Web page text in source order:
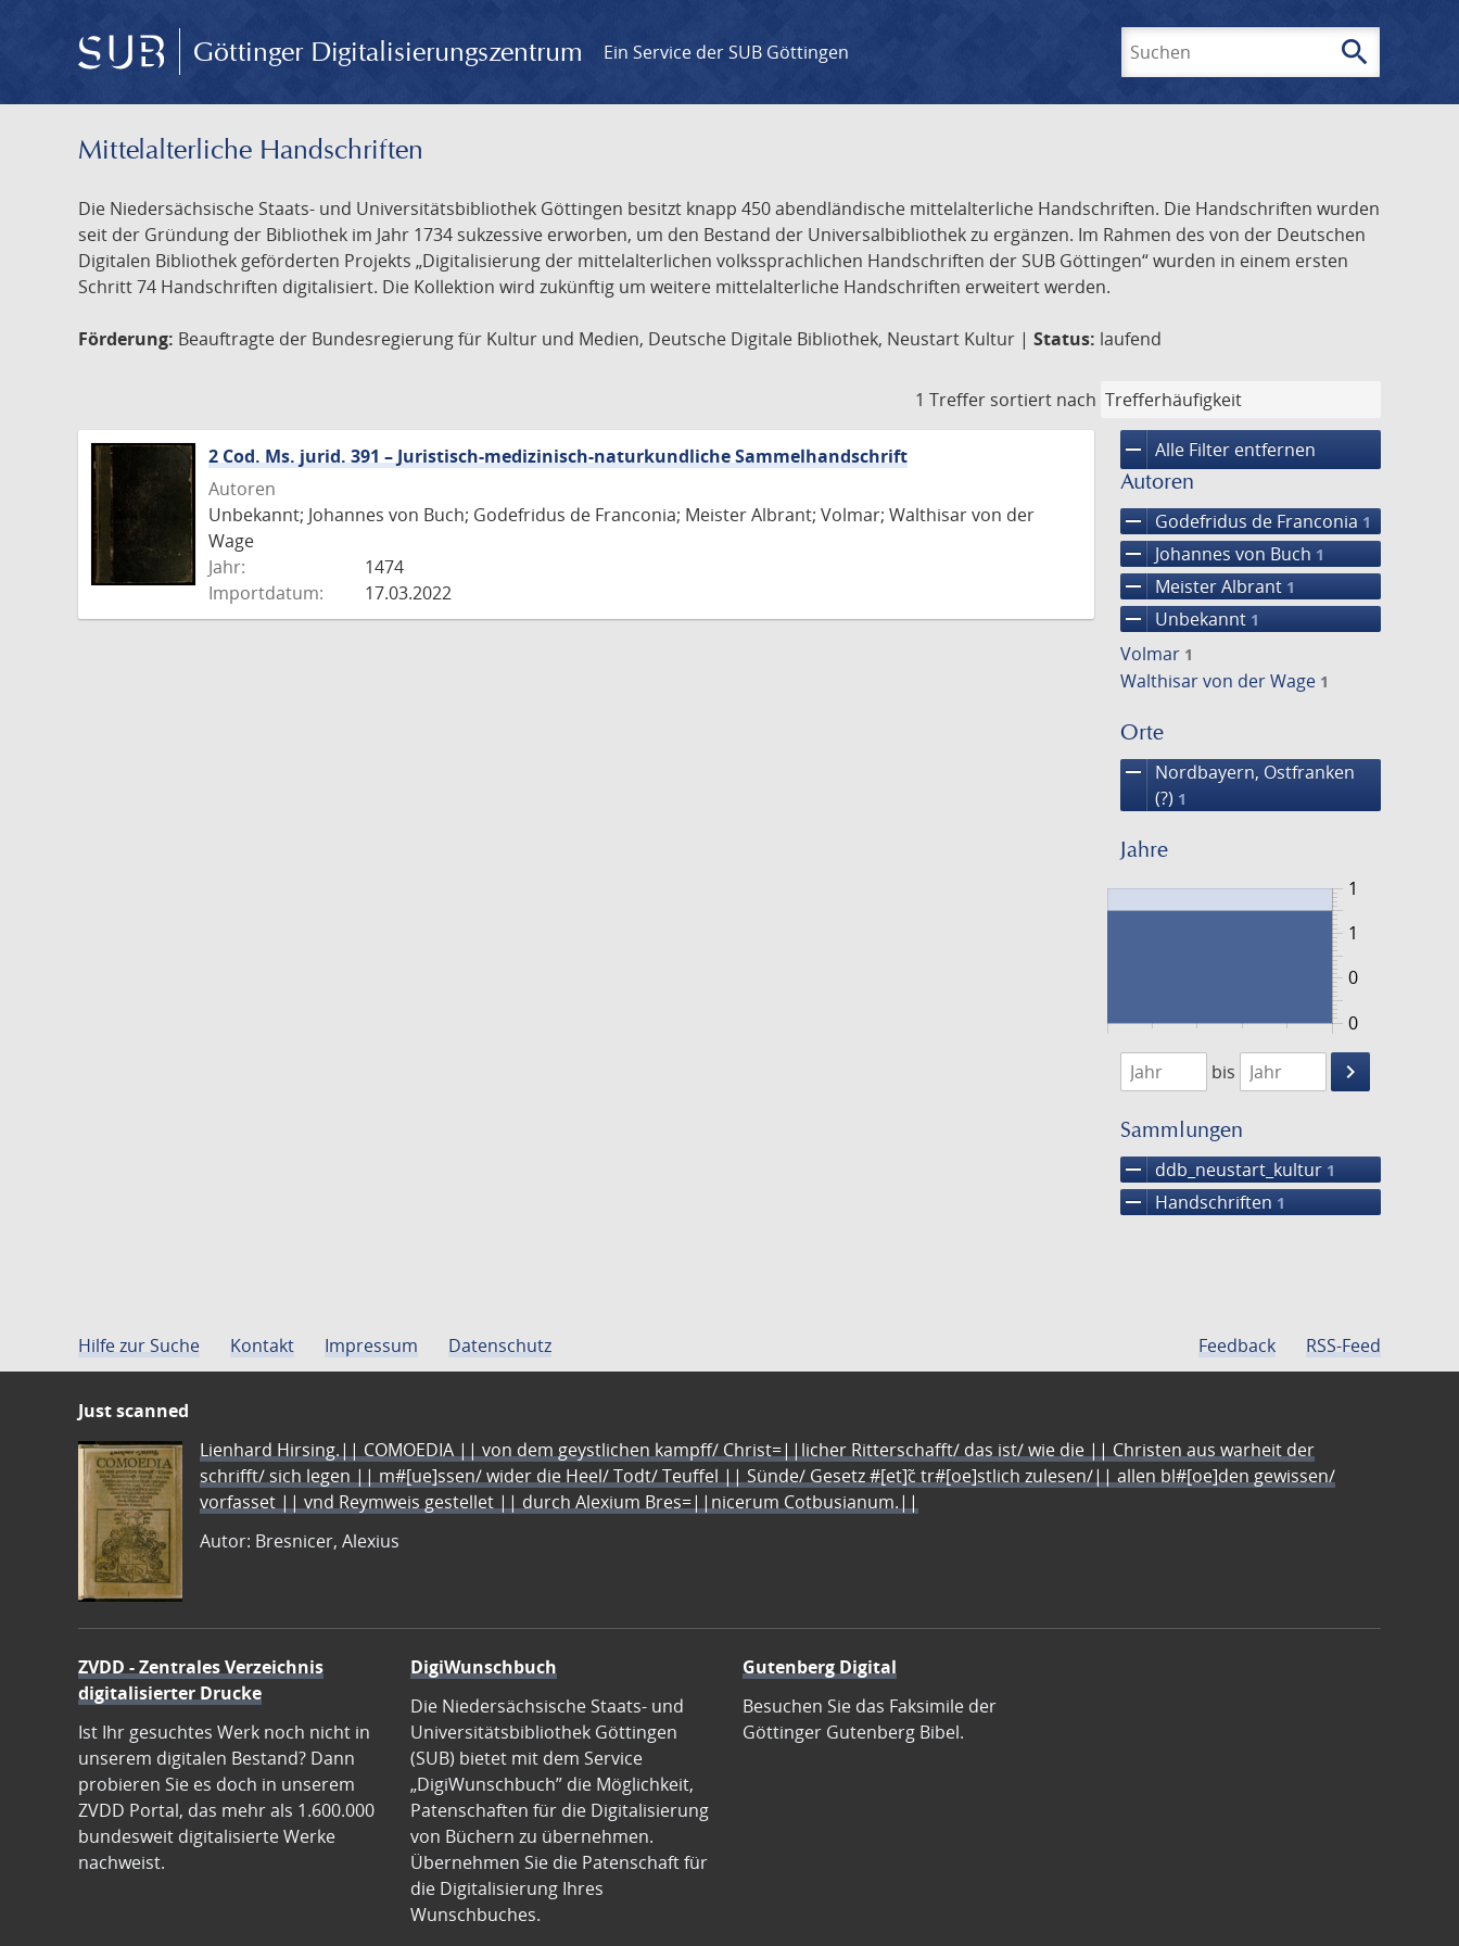
Göttinger Digitalisierungszentrum Ein Service der SUB Göttingen search
Mittelalterliche Handschriften
Die Niedersächsische Staats- und Universitätsbibliothek Göttingen besitzt knapp 450 abendländische mittelalterliche Handschriften. Die Handschriften wurden
seit der Gründung der Bibliothek im Jahr 1734 sukzessive erworben, um den Bestand der Universalbibliothek zu ergänzen. Im Rahmen des von der Deutschen
Digitalen Bibliothek geförderten Projekts „Digitalisierung der mittelalterlichen volkssprachlichen Handschriften der SUB Göttingen“ wurden in einem ersten
Schritt 74 Handschriften digitalisiert. Die Kollektion wird zukünftig um weitere mittelalterliche Handschriften erweitert werden.
Förderung: Beauftragte der Bundesregierung für Kultur und Medien, Deutsche Digitale Bibliothek, Neustart Kultur | Status: laufend
1 Treffer sortiert nach
remove Alle Filter entfernen
Autoren
remove Godefridus de Franconia 1
remove Johannes von Buch 1
remove Meister Albrant 1
remove Unbekannt 1
Volmar 1
Walthisar von der Wage 1
Orte
remove
Nordbayern, Ostfranken
(?) 1
Jahre
0
1
0
1
1474
1475
bis
keyboard_arrow_right
Suche
Sammlungen
remove ddb_neustart_kultur 1
remove Handschriften 1
2 Cod. Ms. jurid. 391 – Juristisch-medizinisch-naturkundliche Sammelhandschrift
Autoren
Unbekannt; Johannes von Buch; Godefridus de Franconia; Meister Albrant; Volmar; Walthisar von der
Wage
Jahr:
1474
Importdatum:
17.03.2022
Hilfe zur Suche Kontakt Impressum Datenschutz Feedback RSS-Feed
Just scanned
Lienhard Hirsing.|| COMOEDIA || von dem geystlichen kampff/ Christ=||licher Ritterschafft/ das ist/ wie die || Christen aus warheit der
schrifft/ sich legen || m#[ue]ssen/ wider die Heel/ Todt/ Teuffel || Sünde/ Gesetz #[et]c̃ tr#[oe]stlich zulesen/|| allen bl#[oe]den gewissen/
vorfasset || vnd Reymweis gestellet || durch Alexium Bres=||nicerum Cotbusianum.||
Autor: Bresnicer, Alexius
ZVDD - Zentrales Verzeichnis
digitalisierter Drucke
Ist Ihr gesuchtes Werk noch nicht in
unserem digitalen Bestand? Dann
probieren Sie es doch in unserem
ZVDD Portal, das mehr als 1.600.000
bundesweit digitalisierte Werke
nachweist.
DigiWunschbuch
Die Niedersächsische Staats- und
Universitätsbibliothek Göttingen
(SUB) bietet mit dem Service
„DigiWunschbuch” die Möglichkeit,
Patenschaften für die Digitalisierung
von Büchern zu übernehmen.
Übernehmen Sie die Patenschaft für
die Digitalisierung Ihres
Wunschbuches.
Gutenberg Digital
Besuchen Sie das Faksimile der
Göttinger Gutenberg Bibel.